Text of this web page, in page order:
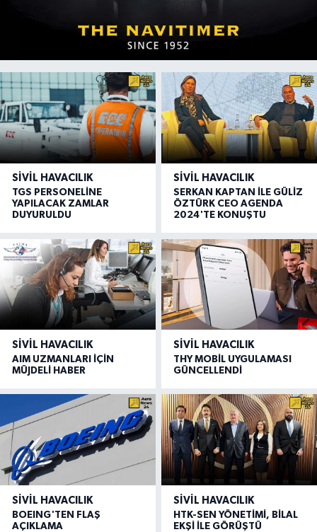
SIVIL HAVACILIK
TGS PERSONELİNE
YAPILACAK ZAMLAR
DUYURULDU
SIVIL HAVACILIK
SERKAN KAPTAN İLE GÜLİZ
ÖZTÜRK CEO AGENDA
2024'TE KONUŞTU
SIVIL HAVACILIK
AIM UZMANLARI İÇİN
MÜJDELİ HABER
SIVIL HAVACILIK
THY MOBİL UYGULAMASI
GÜNCELLENDİ
SIVIL HAVACILIK
BOEING'TEN FLAŞ
AÇIKLAMA
SIVIL HAVACILIK
HTK-SEN YÖNETİMİ, BİLAL
EKŞİ İLE GÖRÜŞTÜ